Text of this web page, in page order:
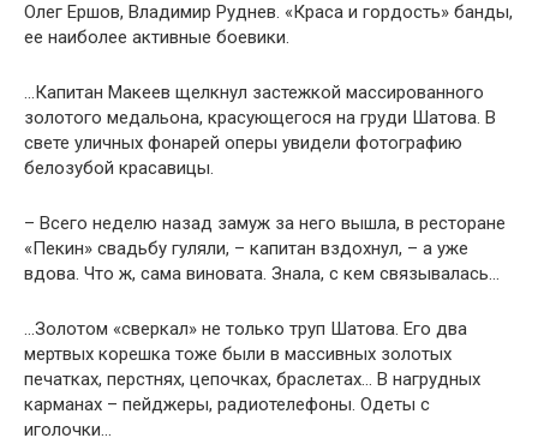
Олег Ершов, Владимир Руднев. «Краса и гордость» банды,
ее наиболее активные боевики.
…Капитан Макеев щелкнул застежкой массированного
золотого медальона, красующегося на груди Шатова. В
свете уличных фонарей оперы увидели фотографию
белозубой красавицы.
– Всего неделю назад замуж за него вышла, в ресторане
«Пекин» свадьбу гуляли, – капитан вздохнул, – а уже
вдова. Что ж, сама виновата. Знала, с кем связывалась…
…Золотом «сверкал» не только труп Шатова. Его два
мертвых корешка тоже были в массивных золотых
печатках, перстнях, цепочках, браслетах… В нагрудных
карманах – пейджеры, радиотелефоны. Одеты с
иголочки…